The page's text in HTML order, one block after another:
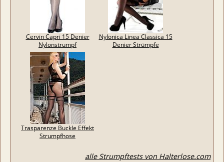
Cervin Capri 15 Denier
Nylonstrumpf
Nylonica Linea Classica 15
Denier Strümpfe
Trasparenze Buckle Effekt
Strumpfhose
alle Strumpftests von Halterlose.com